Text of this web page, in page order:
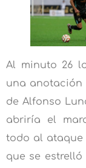
Al minuto 26
una anotación
de Alfonso
abriría el
todo al ataque
que se